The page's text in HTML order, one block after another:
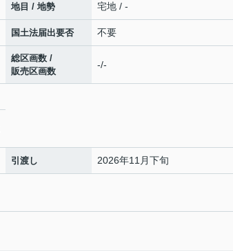
地目 / 地勢 宅地 / -
国土法届出要否 不要
総区画数 /
販売区画数
-/-
引渡し 2026年11月下旬